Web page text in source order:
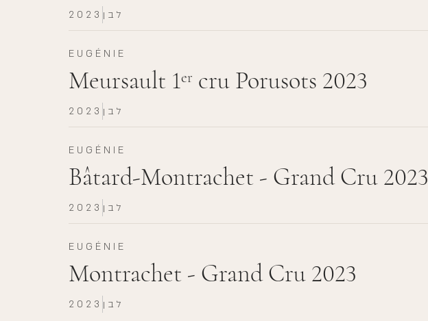
2023 לבן
EUGÉNIE
Meursault 1er cru Porusots 2023
2023 לבן
EUGÉNIE
Bâtard-Montrachet - Grand Cru 2023
2023 לבן
EUGÉNIE
Montrachet - Grand Cru 2023
2023 לבן